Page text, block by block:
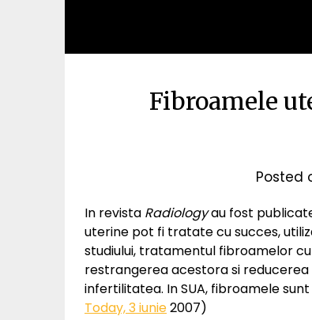
Fibroamele
Posted
In revista Radiologyau fost
uterine pot fi tratate cu succes,
studiului, tratamentul fibroamelor
restrangerea acestora si
infertilitatea. In SUA, fibroamele
Today, 3 iunie2007)